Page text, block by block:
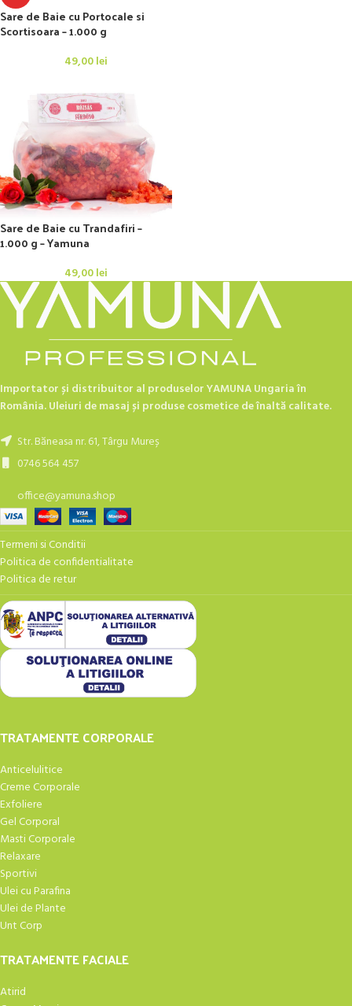
Sare de Baie cu Portocale si
Scortisoara – 1.000 g
49,00lei
Sare de Baie cu Trandafiri –
1.000 g – Yamuna
49,00lei
Importator și distribuitor al produselor YAMUNA Ungaria în
România. Uleiuri de masaj și produse cosmetice de înaltă calitate.
Str. Băneasa nr. 61, Târgu Mureș
0746 564 457
office@yamuna.shop
Termeni si Conditii
Politica de confidentialitate
Politica de retur
TRATAMENTE CORPORALE
Anticelulitice
Creme Corporale
Exfoliere
Gel Corporal
Masti Corporale
Relaxare
Sportivi
Ulei cu Parafina
Ulei de Plante
Unt Corp
TRATAMENTE FACIALE
Atirid